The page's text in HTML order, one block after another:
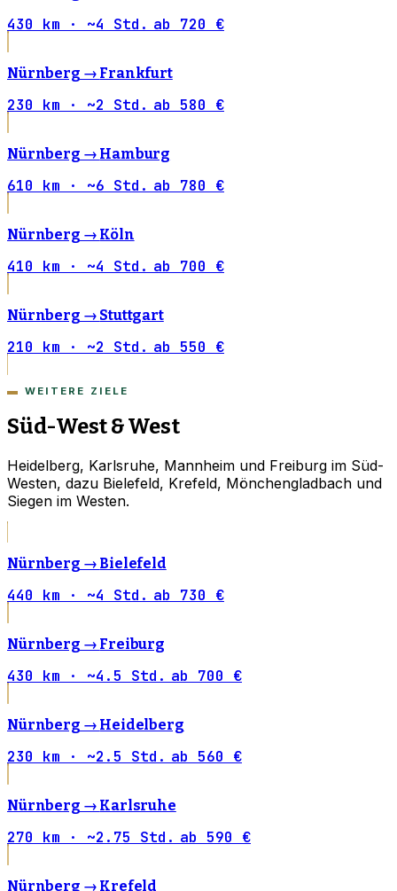
430 km · ~4 Std. ab 720 €
Nürnberg → Frankfurt
230 km · ~2 Std. ab 580 €
Nürnberg → Hamburg
610 km · ~6 Std. ab 780 €
Nürnberg → Köln
410 km · ~4 Std. ab 700 €
Nürnberg → Stuttgart
210 km · ~2 Std. ab 550 €
WEITERE ZIELE
Süd-West & West
Heidelberg, Karlsruhe, Mannheim und Freiburg im Süd-
Westen, dazu Bielefeld, Krefeld, Mönchengladbach und
Siegen im Westen.
Nürnberg → Bielefeld
440 km · ~4 Std. ab 730 €
Nürnberg → Freiburg
430 km · ~4.5 Std. ab 700 €
Nürnberg → Heidelberg
230 km · ~2.5 Std. ab 560 €
Nürnberg → Karlsruhe
270 km · ~2.75 Std. ab 590 €
Nürnberg → Krefeld